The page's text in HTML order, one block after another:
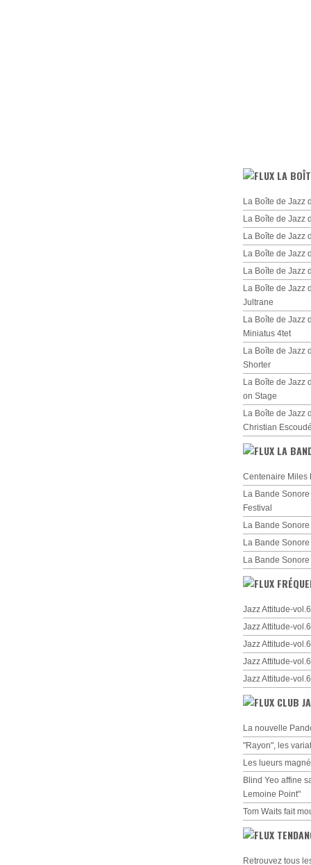
LA
La Boîte de Jazz
La Boîte de Jazz
La Boîte de Jazz
La Boîte de Jazz
La Boîte de Jazz
La Boîte de Jazz
Jultrane
La Boîte de Jazz
Miniatus 4tet
La Boîte de Jazz
Shorter
La Boîte de Jazz
on Stage
La Boîte de Jazz
Christian
LA
Centenaire Miles
La Bande
Festival
La Bande
La Bande
La Bande
Jazz Attitude-
Jazz Attitude-
Jazz Attitude-
Jazz Attitude-
Jazz Attitude-
CLUB
La nouvelle
"Rayon", les
Les lueurs
Blind Yeo affine
Lemoine Point"
Tom Waits fait
Retrouvez tous